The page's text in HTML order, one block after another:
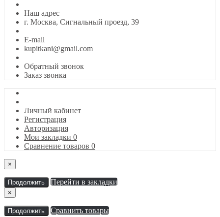
Наш адрес
г. Москва, Сигнальный проезд, 39
E-mail
kupitkani@gmail.com
Обратный звонок
Заказ звонка
Личный кабинет
Регистрация
Авторизация
Мои закладки 0
Сравнение товаров 0
×
Продолжить Перейти в закладки
×
Продолжить Сравнить товары